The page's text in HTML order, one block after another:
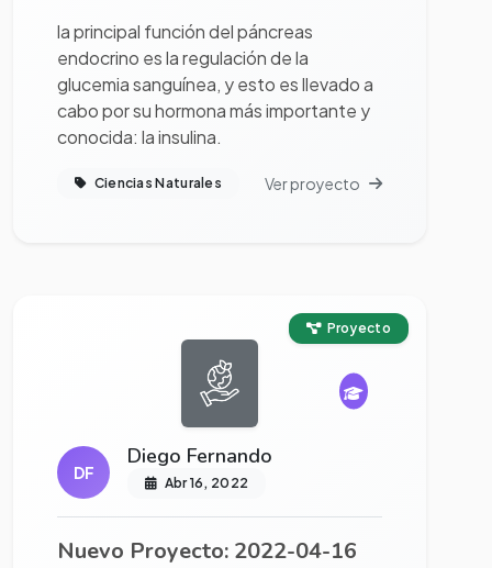
la principal función del páncreas
endocrino es la regulación de la
glucemia sanguínea, y esto es llevado a
cabo por su hormona más importante y
conocida: la insulina.
Ciencias Naturales Ver proyecto
Proyecto
DF
Diego Fernando
Abr 16, 2022
Nuevo Proyecto: 2022-04-16